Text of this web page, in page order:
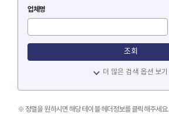
대상
업체명
조회
더 많은 검색 옵션 보기
정렬을 원하시면 해당 테이블 헤더정보를 클릭해주세요.